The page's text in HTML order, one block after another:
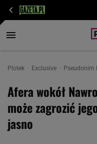
Plotek Exclusive Pseudonim
Afera wokół
może zagrozić
jasno